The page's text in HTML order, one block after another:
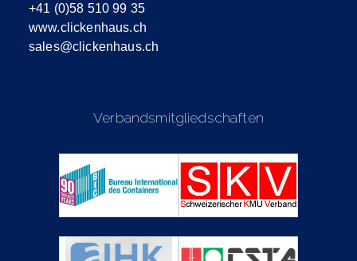
+41 (0)58 510 99 35
www.clickenhaus.ch
sales@clickenhaus.ch
Verbandsmitgliedschaften